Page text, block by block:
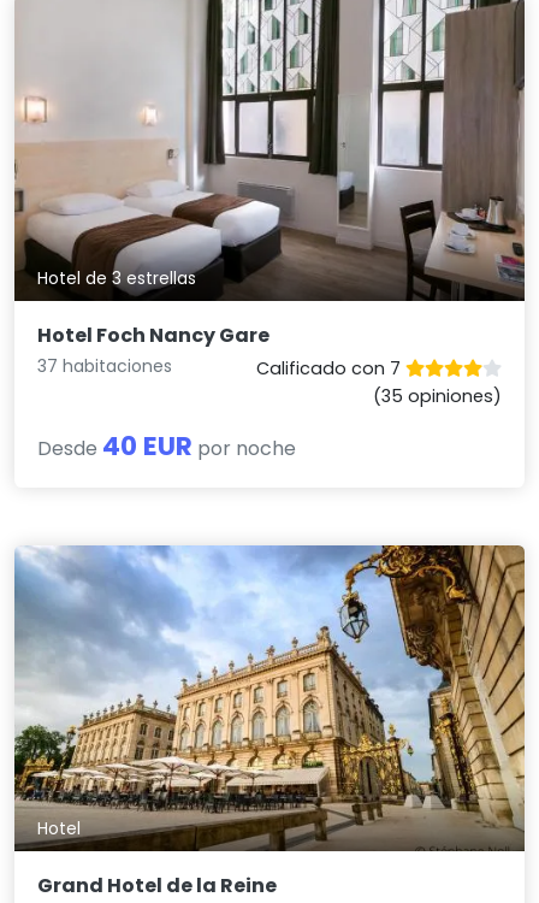
Hotel de 3 estrellas
Hotel Foch Nancy Gare
37 habitaciones
Calificado con 7
(35 opiniones)
Desde 40 EUR por noche
Hotel
Grand Hotel de la Reine